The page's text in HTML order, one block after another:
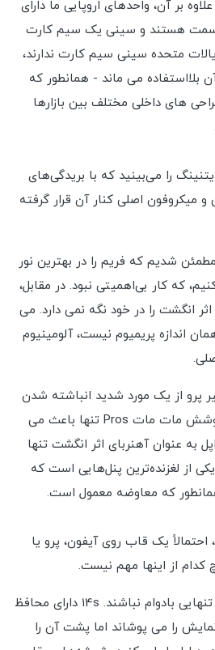
بر آن، واحدهای اروپایی ما دارای
سمت هستند و سینی یک سیم کارت
متحده سینی سیم کارت ندارند،
بلااستفاده می ماند - همانطور که
های داخلی مختلف بین بازارها
را می‌بینید که با بریدگی‌های
و میکروفون اصلی کنار آن قرار گرفته
شدیم که فریم را در بهترین نور
که کار بی‌اهمیتی نبود. در مقابل،
آیفون 14 عملا اثر انگشت را در خود نگه نمی دارد. می
اندازه پریمیوم نیست، آلومینیوم
پرو از یک مورد شدید انباشته شدن
لکه رنج می برد. برعکس، پوشش مات مات Pros تنها باعث می
به عنوان آهنربای اثر انگشت تنها
از لغزنده‌ترین پنل‌هایی است که
که معاوضه معمول است.
احتمالاً یک قاب روی آیفون، پرو یا
کدام از اینها مهم نیست.
البته نه اینکه آیفون‌ها به تنهایی بادوام نباشند. 14s دارای محافظ
را می پوشاند اما پشت آن را